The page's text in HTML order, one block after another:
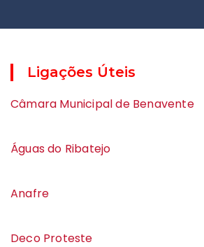
Ligações Úteis
Câmara Municipal de Benavente
Águas do Ribatejo
Anafre
Deco Proteste